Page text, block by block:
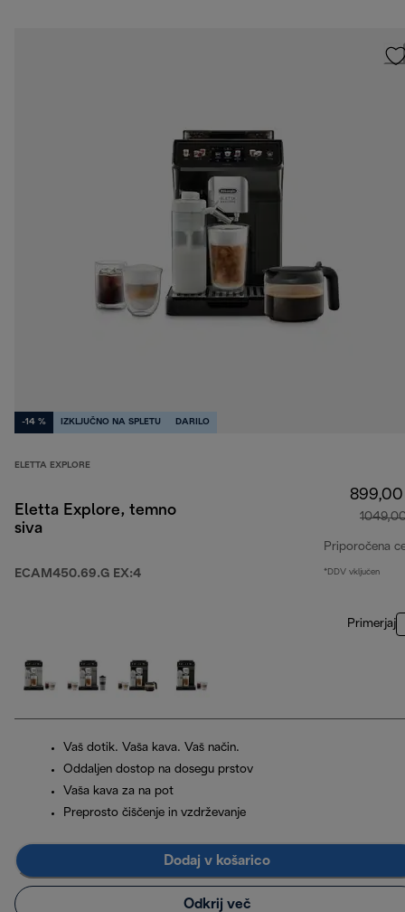
-14 % IZKLJUČNO NA SPLETU DARILO
ELETTA EXPLORE
Eletta Explore, temno
siva
ECAM450.69.G EX:4
Priporočena
*DDV vključen
Primerjaj
Vaš dotik. Vaša kava. Vaš način.
Oddaljen dostop na dosegu prstov
Vaša kava za na pot
Preprosto čiščenje in vzdrževanje
Dodaj v košarico
Odkrij več